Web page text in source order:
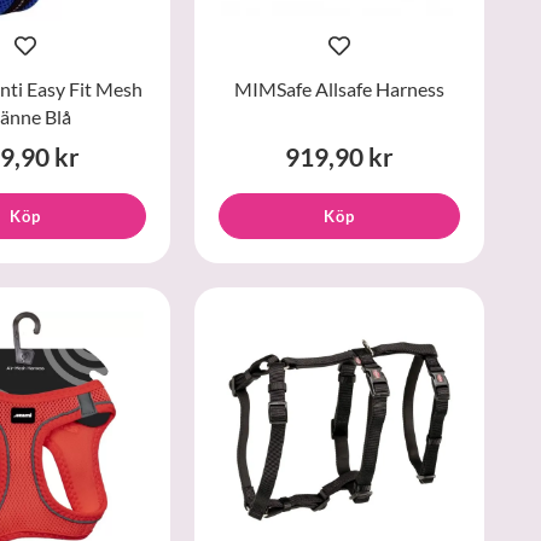
Easy Fit Mesh
Blå
kr
Köp
MIMSafe Allsafe Harness
919,90 kr
Köp